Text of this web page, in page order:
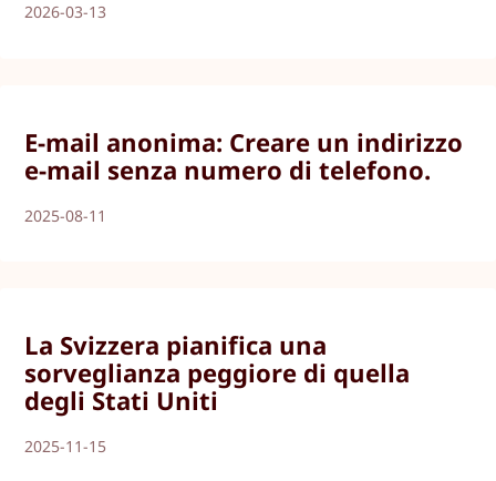
2026-03-13
E-mail anonima: Creare un indirizzo
e-mail senza numero di telefono.
2025-08-11
La Svizzera pianifica una
sorveglianza peggiore di quella
degli Stati Uniti
2025-11-15